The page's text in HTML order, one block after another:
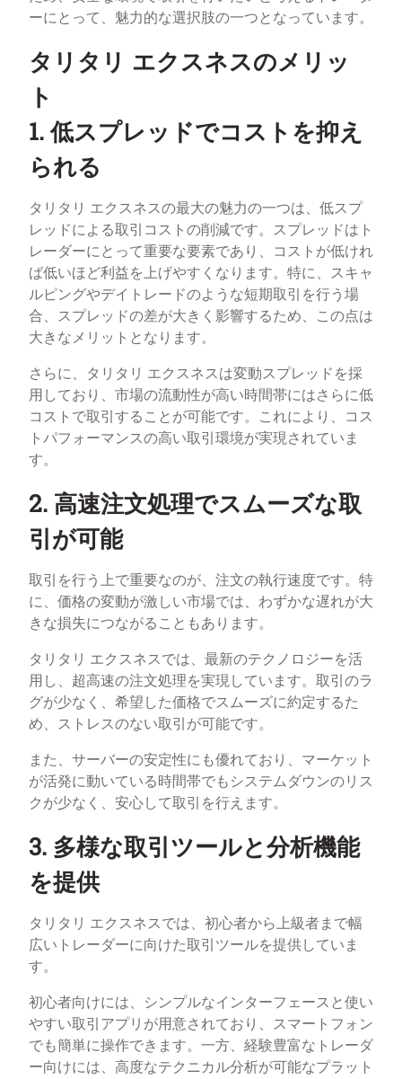
ーにとって、魅力的な選択肢の一つとなっています。
タリタリ エクスネスのメリッ
ト
1. 低スプレッドでコストを抑え
られる
タリタリ エクスネスの最大の魅力の一つは、低スプ
レッドによる取引コストの削減です。スプレッドはト
レーダーにとって重要な要素であり、コストが低けれ
ば低いほど利益を上げやすくなります。特に、スキャ
ルピングやデイトレードのような短期取引を行う場
合、スプレッドの差が大きく影響するため、この点は
大きなメリットとなります。
さらに、タリタリ エクスネスは変動スプレッドを採
用しており、市場の流動性が高い時間帯にはさらに低
コストで取引することが可能です。これにより、コス
トパフォーマンスの高い取引環境が実現されていま
す。
2. 高速注文処理でスムーズな取
引が可能
取引を行う上で重要なのが、注文の執行速度です。特
に、価格の変動が激しい市場では、わずかな遅れが大
きな損失につながることもあります。
タリタリ エクスネスでは、最新のテクノロジーを活
用し、超高速の注文処理を実現しています。取引のラ
グが少なく、希望した価格でスムーズに約定するた
め、ストレスのない取引が可能です。
また、サーバーの安定性にも優れており、マーケット
が活発に動いている時間帯でもシステムダウンのリス
クが少なく、安心して取引を行えます。
3. 多様な取引ツールと分析機能
を提供
タリタリ エクスネスでは、初心者から上級者まで幅
広いトレーダーに向けた取引ツールを提供していま
す。
初心者向けには、シンプルなインターフェースと使い
やすい取引アプリが用意されており、スマートフォン
でも簡単に操作できます。一方、経験豊富なトレーダ
ー向けには、高度なテクニカル分析が可能なプラット